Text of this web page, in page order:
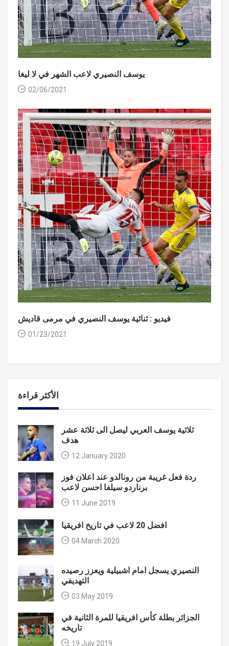
يوسف النصيري لاعب الشهر في لا ليغا
02/06/2021
فيديو : ثنائية يوسف النصيري في مرمى قاديش
01/23/2021
الأكثر قراءة
ثلاثية يوسف العربي ليصل الى ثلاثة عشر
هدف
12 January 2020
ردة فعل غريبة من رونالدو عند اعلان فوز
برناردو سيلفا احسن لاعب
11 June 2019
افضل 20 لاعب في تاريخ افريقيا
04 March 2020
النصيري يسجل امام اشبيلية ويعزز رصيده
التهديفي
03 May 2019
الجزائر بطلة كأس افريقيا للمرة الثانية في
تاريخه
19 July 2019